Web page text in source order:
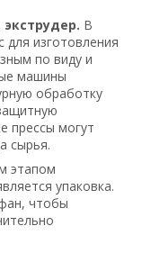
В
для изготовления
по виду и
машины
обработку
прессы могут
сырья.
этапом
упаковка.
чтобы